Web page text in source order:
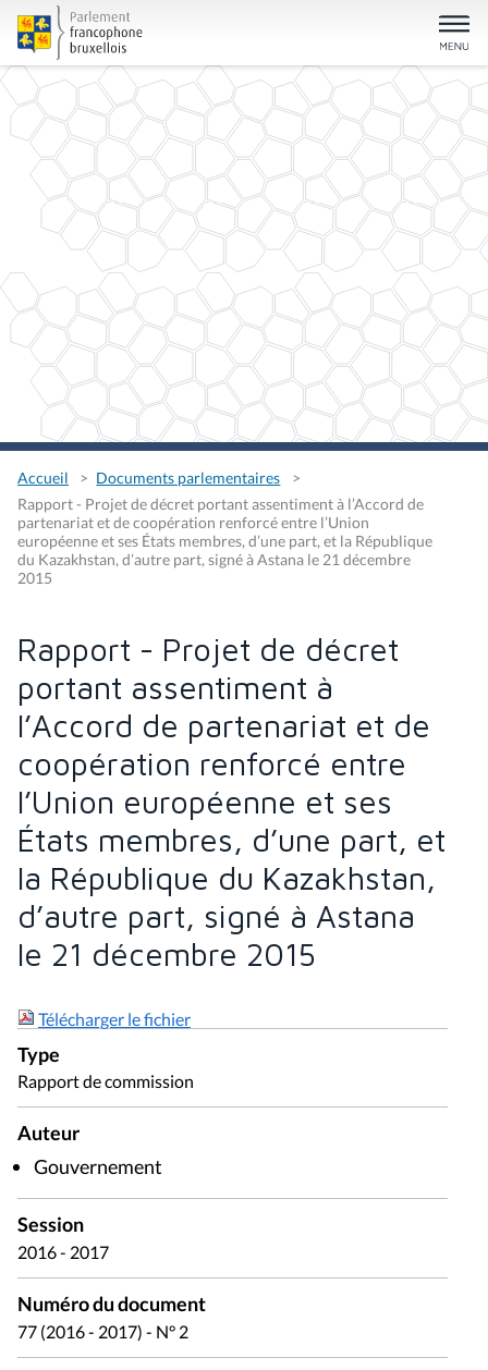
Accueil
Documents parlementaires
Rapport - Projet de décret portant assentiment à l’Accord de
partenariat et de coopération renforcé entre l’Union
européenne et ses États membres, d’une part, et la République
du Kazakhstan, d’autre part, signé à Astana le 21 décembre
2015
Rapport - Projet de décret
portant assentiment à
l’Accord de partenariat et de
coopération renforcé entre
l’Union européenne et ses
États membres, d’une part, et
la République du Kazakhstan,
d’autre part, signé à Astana
le 21 décembre 2015
Télécharger le fichier
Type
Rapport de commission
Auteur
Gouvernement
Session
2016 - 2017
Numéro du document
77 (2016 - 2017) - N° 2